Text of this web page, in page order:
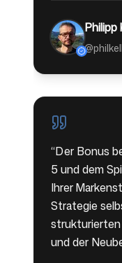
Philipp
“Der Bonus
5 und dem
Ihrer
Strategie
und der